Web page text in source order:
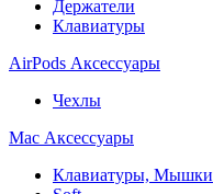
Держатели
Клавиатуры
AirPods Аксессуары
Чехлы
Mac Аксессуары
Клавиатуры, Мышки